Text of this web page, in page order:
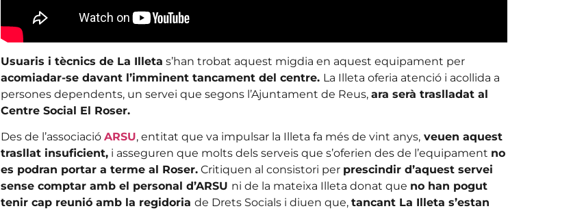
Usuaris i tècnics de La Illeta s’han trobat aquest migdia en aquest equipament per
acomiadar-se davant l’imminent tancament del centre. La Illeta oferia atenció i acollida a
persones dependents, un servei que segons l’Ajuntament de Reus, ara serà traslladat al
Centre Social El Roser.
Des de l’associació ARSU, entitat que va impulsar la Illeta fa més de vint anys,veuen aquest
trasllat insuficient,i asseguren que molts dels serveis que s’oferien des de l’equipament no
es podran portar a terme al Roser.Critiquen al consistori per prescindir d’aquest servei
sense comptar amb el personal d’ARSU ni de la mateixa Illeta donat que no han pogut
tenir cap reunió amb la regidoria de Drets Socials i diuen que, tancant La Illeta s’estan